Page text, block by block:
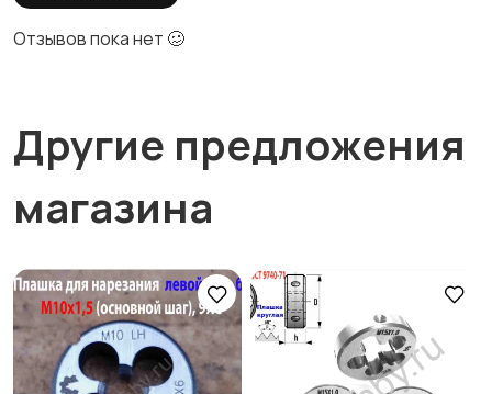
Отзывов пока нет 🥴
Другие предложения
магазина